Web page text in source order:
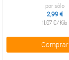
por sólo
2,99 €
11,07 €/Kilo
Comprar